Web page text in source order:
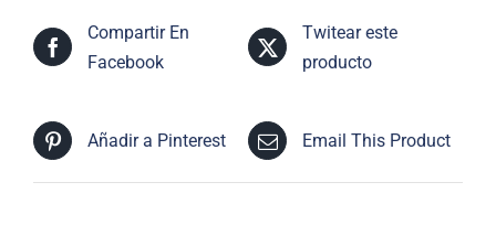
Compartir En
Facebook
Twitear este
producto
Añadir a Pinterest Email This Product